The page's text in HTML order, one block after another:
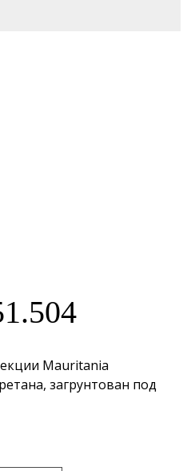
Mauritania
загрунтован под